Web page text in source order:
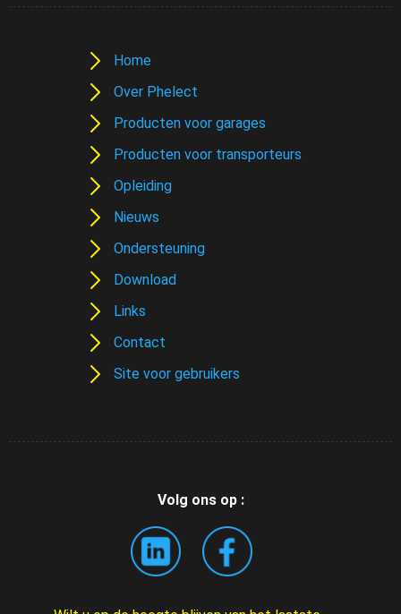
Home
Over Phelect
Producten voor garages
Producten voor transporteurs
Opleiding
Nieuws
Ondersteuning
Download
Links
Contact
Site voor gebruikers
Volg ons op :